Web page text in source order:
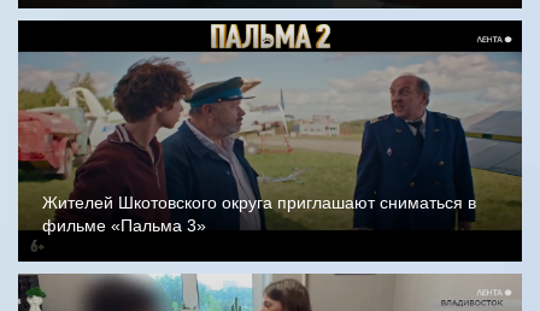
Жителей Шкотовского округа приглашают сниматься в
фильме «Пальма 3»